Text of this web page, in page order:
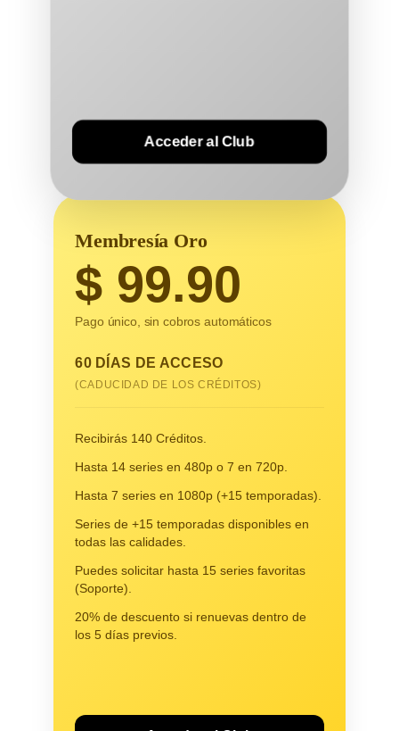
Acceder al Club
Membresía Oro
$ 99.90
Pago único, sin cobros automáticos
60 DÍAS DE ACCESO
(CADUCIDAD DE LOS CRÉDITOS)
Recibirás 140 Créditos.
Hasta 14 series en 480p o 7 en 720p.
Hasta 7 series en 1080p (+15 temporadas).
Series de +15 temporadas disponibles en
todas las calidades.
Puedes solicitar hasta 15 series favoritas
(Soporte).
20% de descuento si renuevas dentro de
los 5 días previos.